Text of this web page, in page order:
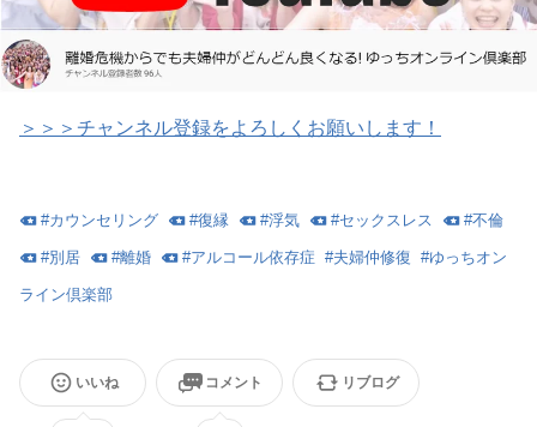
＞＞＞チャンネル登録をよろしくお願いします！
#カウンセリング #復縁 #浮気 #セックスレス #不倫
#別居 #離婚 #アルコール依存症 #夫婦仲修復 #ゆっちオン
ライン倶楽部
いいね コメント リブログ